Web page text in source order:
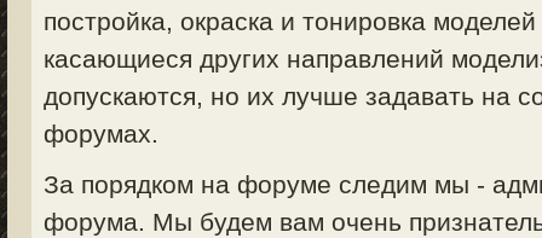
постройка, окраска и тонировка
касающиеся других направлений
допускаются, но их лучше задавать на
форумах.
За порядком на форуме следим мы -
форума. Мы будем вам очень